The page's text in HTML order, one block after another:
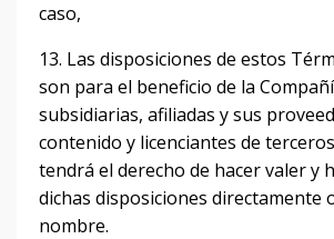
caso,
13. Las disposiciones de estos
son para el beneficio de la
subsidiarias, afiliadas y sus
contenido y licenciantes de
tendrá el derecho de hacer valer y
dichas disposiciones directamente
nombre.